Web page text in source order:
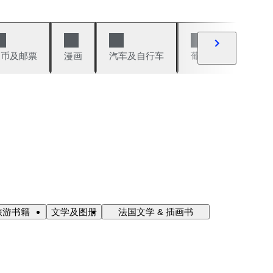
及邮票 漫画 汽车及自行车 葡萄酒及烈性酒
游书籍 文学及图册 法国文学 & 插画书